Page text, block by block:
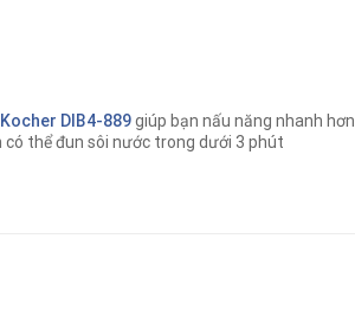
Kocher DIB4-889giúp bạn nấu năng nhanh hơn
thể đun sôi nước trong dưới 3 phút